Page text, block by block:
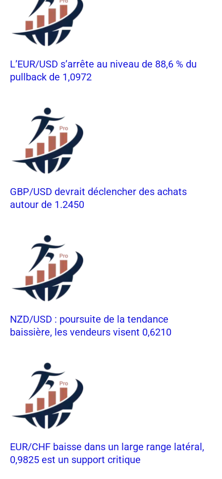
L’EUR/USD s’arrête au niveau de 88,6 % du
pullback de 1,0972
GBP/USD devrait déclencher des achats
autour de 1.2450
NZD/USD : poursuite de la tendance
baissière, les vendeurs visent 0,6210
EUR/CHF baisse dans un large range latéral,
0,9825 est un support critique